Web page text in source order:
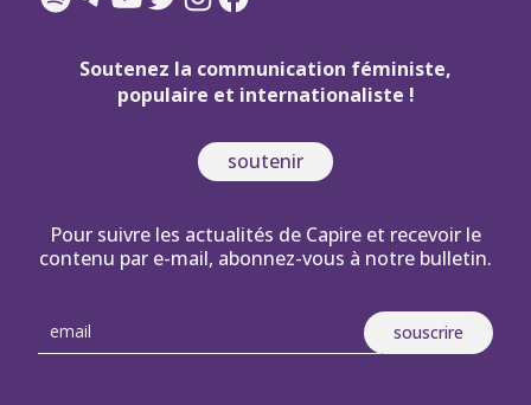
Soutenez la communication féministe,
populaire et internationaliste !
soutenir
Pour suivre les actualités de Capire et recevoir le
contenu par e-mail, abonnez-vous à notre bulletin.